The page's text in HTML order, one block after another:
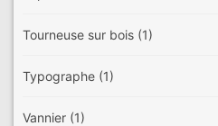
Tourneuse sur bois (1)
Typographe (1)
Vannier (1)